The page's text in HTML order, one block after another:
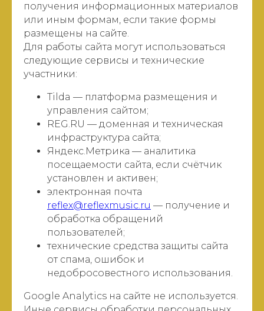
получения информационных материалов
или иным формам, если такие формы
размещены на сайте.
Для работы сайта могут использоваться
следующие сервисы и технические
участники:
Tilda — платформа размещения и
управления сайтом;
REG.RU — доменная и техническая
инфраструктура сайта;
Яндекс.Метрика — аналитика
посещаемости сайта, если счётчик
установлен и активен;
электронная почта
reflex@reflexmusic.ru — получение и
обработка обращений
пользователей;
технические средства защиты сайта
от спама, ошибок и
недобросовестного использования.
Google Analytics на сайте не используется.